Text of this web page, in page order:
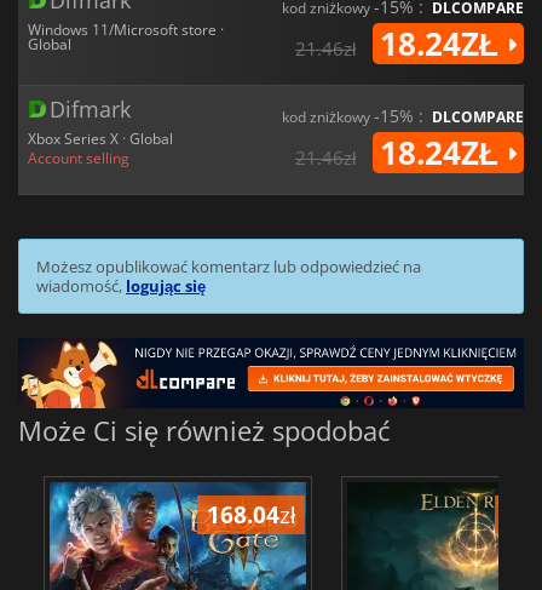
Windows 11/Microsoft store ·
Global
kod zniżkowy-15% : DLCOMPARE
21.46zł 18.24ZŁ
Difmark
Xbox Series X · Global
Account selling
kod zniżkowy-15% : DLCOMPARE
21.46zł 18.24ZŁ
Możesz opublikować komentarz lub odpowiedzieć na
wiadomość, logując się
Może Ci się również spodobać
168.04zł